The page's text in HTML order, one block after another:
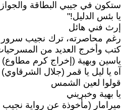
ستكون في جيبي البطاقة والجواز
يا بئس الدليل!"
إرث فني هائل
رغم محاصرته، ترك نجيب سرور
كتب وأخرج العديد من
ياسين وبهية (إخراج كرم مطاوع)
آه يا ليل يا قمر (جلال الشرقاوي)
قولوا لعين الشمس
يا بهية وخبريني
ميرامار (مأخوذة عن رواية